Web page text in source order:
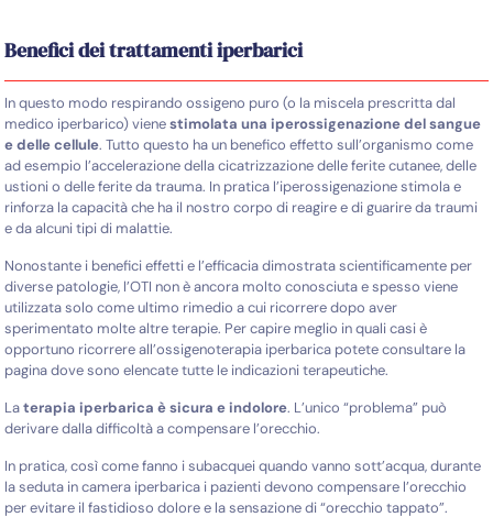
Benefici dei trattamenti iperbarici
In questo modo respirando ossigeno puro (o la miscela prescritta dal
medico iperbarico) vienestimolata una iperossigenazione del sangue
e delle cellule. Tutto questo ha un benefico effetto sull’organismo come
ad esempio l’accelerazione della cicatrizzazione delle ferite cutanee, delle
ustioni o delle ferite da trauma. In pratica l’iperossigenazione stimola e
rinforza la capacità che ha il nostro corpo di reagire e di guarire da traumi
e da alcuni tipi di malattie.
Nonostante i benefici effetti e l’efficacia dimostrata scientificamente per
diverse patologie, l’OTI non è ancora molto conosciuta e spesso viene
utilizzata solo come ultimo rimedio a cui ricorrere dopo aver
sperimentato molte altre terapie. Per capire meglio in quali casi è
opportuno ricorrere all’ossigenoterapia iperbarica potete consultare la
pagina dove sono elencate tutte le indicazioni terapeutiche.
Laterapia iperbarica è sicura e indolore. L’unico “problema” può
derivare dalla difficoltà a compensare l’orecchio.
In pratica, così come fanno i subacquei quando vanno sott’acqua, durante
la seduta in camera iperbarica i pazienti devono compensare l’orecchio
per evitare il fastidioso dolore e la sensazione di “orecchio tappato”.